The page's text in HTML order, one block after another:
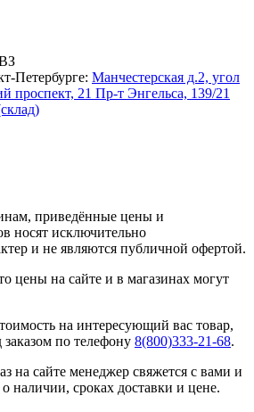
Петербурге: Манчестерская д.2, угол
проспект, 21 Пр-т Энгельса, 139/21
приведённые цены и
носят исключительно
и не являются публичной офертой.
цены на сайте и в магазинах могут
на интересующий вас товар,
по телефону 8(800)333-21-68.
на сайте менеджер свяжется с вами и
сроках доставки и цене.